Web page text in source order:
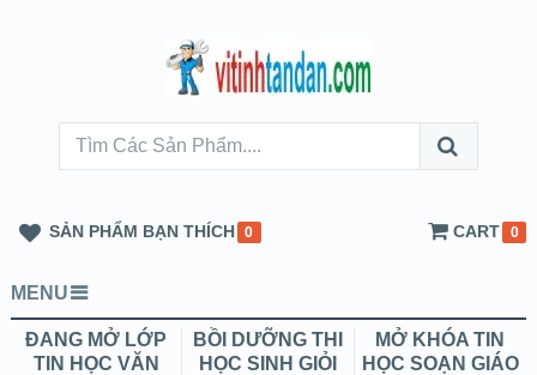
SẢN PHẨM BẠN THÍCH 0 CART 0
MENU
ĐANG MỞ LỚP
TIN HỌC VĂN
BỒI DƯỠNG THI
HỌC SINH GIỎI
MỞ KHÓA TIN
HỌC SOẠN GIÁO